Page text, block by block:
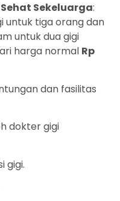
Sekeluarga:
untuk tiga orang dan
untuk dua gigi
harga normal Rp
dan fasilitas
dokter gigi
gigi.